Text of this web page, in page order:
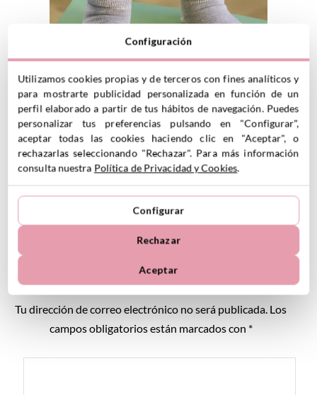
SHARE
LEAVE A REPLY
Tu dirección de correo electrónico no será publicada. Los
campos obligatorios están marcados con *
Configuración
Utilizamos cookies propias y de terceros con fines analíticos y
para mostrarte publicidad personalizada en función de un
perfil elaborado a partir de tus hábitos de navegación. Puedes
personalizar tus preferencias pulsando en "Configurar",
aceptar todas las cookies haciendo clic en "Aceptar", o
rechazarlas seleccionando "Rechazar". Para más información
consulta nuestra Política de Privacidad y Cookies.
Configurar
Rechazar
Aceptar